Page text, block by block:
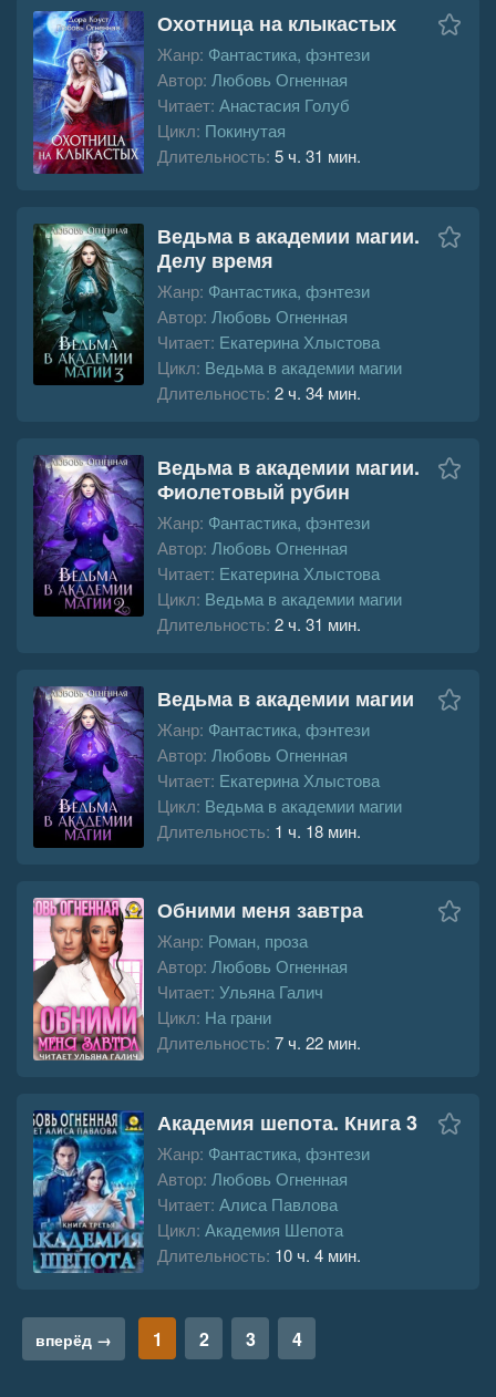
Охотница на клыкастых
Жанр: Фантастика, фэнтези
Автор: Любовь Огненная
Читает: Анастасия Голуб
Цикл: Покинутая
Длительность: 5 ч. 31 мин.
Ведьма в академии магии.
Делу время
Жанр: Фантастика, фэнтези
Автор: Любовь Огненная
Читает: Екатерина Хлыстова
Цикл: Ведьма в академии магии
Длительность: 2 ч. 34 мин.
Ведьма в академии магии.
Фиолетовый рубин
Жанр: Фантастика, фэнтези
Автор: Любовь Огненная
Читает: Екатерина Хлыстова
Цикл: Ведьма в академии магии
Длительность: 2 ч. 31 мин.
Ведьма в академии магии
Жанр: Фантастика, фэнтези
Автор: Любовь Огненная
Читает: Екатерина Хлыстова
Цикл: Ведьма в академии магии
Длительность: 1 ч. 18 мин.
Обними меня завтра
Жанр: Роман, проза
Автор: Любовь Огненная
Читает: Ульяна Галич
Цикл: На грани
Длительность: 7 ч. 22 мин.
Академия шепота. Книга 3
Жанр: Фантастика, фэнтези
Автор: Любовь Огненная
Читает: Алиса Павлова
Цикл: Академия Шепота
Длительность: 10 ч. 4 мин.
вперёд → 1 2 3 4